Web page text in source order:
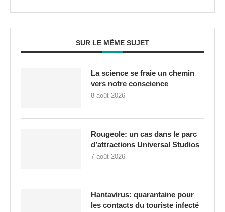
SUR LE MÊME SUJET
La science se fraie un chemin
vers notre conscience
8 août 2026
Rougeole: un cas dans le parc
d’attractions Universal Studios
7 août 2026
Hantavirus: quarantaine pour
les contacts du touriste infecté